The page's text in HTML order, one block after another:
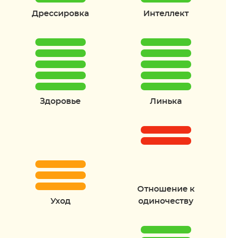
Дрессировка Интеллект
Здоровье Линька
Уход
Отношение к
одиночеству